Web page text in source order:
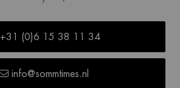
+31 (0)6 15 38 11 34
info@sommtimes.nl